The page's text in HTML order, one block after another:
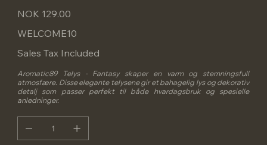
NOK 129.00
WELCOME10
Sales Tax Included
Aromatic89 Telys - Fantasy skaper en varm og stemningsfull
atmosfære. Disse elegante telysene gir et bahagelig lys og dekorativ
detalj som passer perfekt til både hvardagsbruk og spesielle
anledninger.